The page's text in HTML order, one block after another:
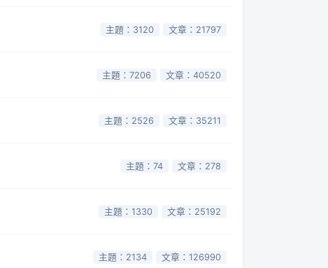
主題：3120 文章：21797
主題：7206 文章：40520
主題：2526 文章：35211
主題：74 文章：278
主題：1330 文章：25192
主題：2134 文章：126990